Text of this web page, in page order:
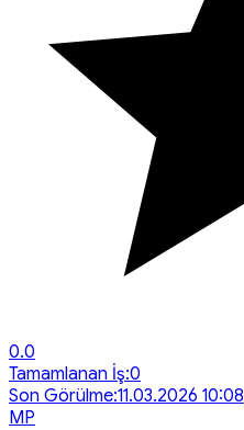
0.0
Tamamlanan İş:0
Son Görülme:11.03.2026 10:08
MP